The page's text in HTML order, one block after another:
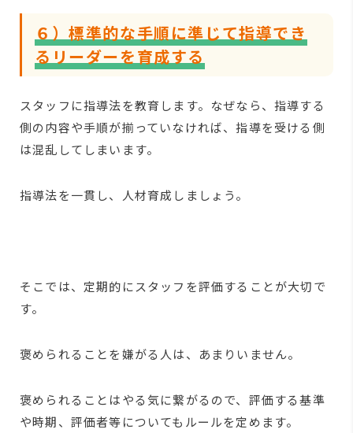
６）標準的な手順に準じて指導でき
るリーダーを育成する
スタッフに指導法を教育します。なぜなら、指導する
側の内容や手順が揃っていなければ、指導を受ける側
は混乱してしまいます。
指導法を一貫し、人材育成しましょう。
そこでは、定期的にスタッフを評価することが大切で
す。
褒められることを嫌がる人は、あまりいません。
褒められることはやる気に繋がるので、評価する基準
や時期、評価者等についてもルールを定めます。